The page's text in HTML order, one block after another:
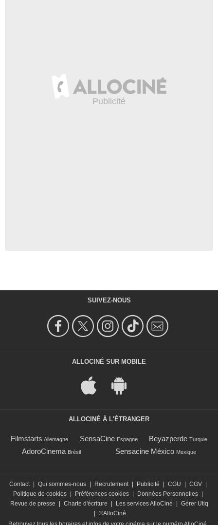
SUIVEZ-NOUS
ALLOCINÉ SUR MOBILE
ALLOCINÉ À L'ÉTRANGER
Filmstarts Allemagne SensaCine Espagne Beyazperde Turquie
AdoroCinema Brésil Sensacine México Mexique
Contact | Qui sommes-nous | Recrutement | Publicité | CGU | CGV |
Politique de cookies | Préférences cookies | Données Personnelles |
Revue de presse
| Charte d'écriture | Les services AlloCiné | Gérer Utiq
| ©AlloCiné